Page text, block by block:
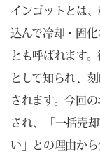
インゴットとは
込んで冷却・固化
とも呼ばれます
として知られ、
されます。今回
され、「一括売
い」との理由か